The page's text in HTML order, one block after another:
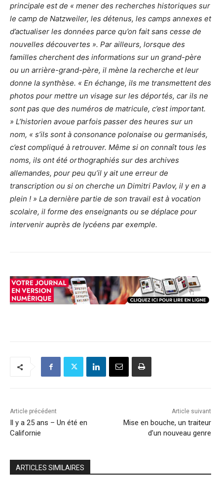
principale est de « mener des recherches historiques sur
le camp de Natzweiler, les détenus, les camps annexes et
d’actualiser les données parce qu’on fait sans cesse de
nouvelles découvertes ». Par ailleurs, lorsque des
familles cherchent des informations sur un grand-père
ou un arrière-grand-père, il mène la recherche et leur
donne la synthèse. « En échange, ils me transmettent des
photos pour mettre un visage sur les déportés, car ils ne
sont pas que des numéros de matricule, c’est important.
» L’historien avoue parfois passer des heures sur un
nom, « s’ils sont à consonance polonaise ou germanisés,
c’est compliqué à retrouver. Même si on connaît tous les
noms, ils ont été orthographiés sur des archives
allemandes, pour peu qu’il y ait une erreur de
transcription ou si on cherche un Dimitri Pavlov, il y en a
plein ! » La dernière partie de son travail est à vocation
scolaire, il forme des enseignants ou se déplace pour
intervenir auprès de lycéens par exemple.
Article précédent
Il y a 25 ans – Un été en
Californie
Article suivant
Mise en bouche, un traiteur
d’un nouveau genre
ARTICLES SIMILAIRES